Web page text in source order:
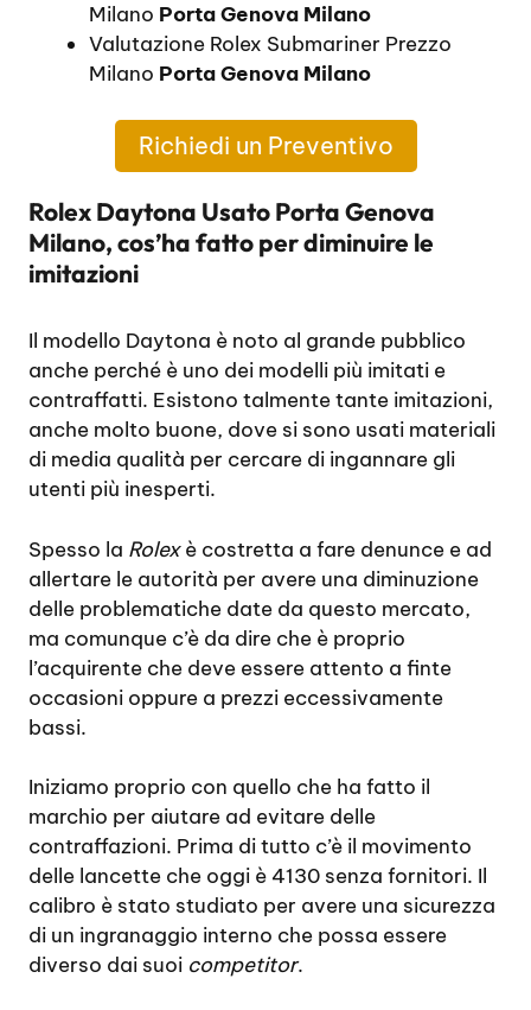
Milano Porta Genova Milano
Valutazione Rolex Submariner Prezzo
Milano Porta Genova Milano
Richiedi un Preventivo
Rolex Daytona Usato Porta Genova
Milano, cos’ha fatto per diminuire le
imitazioni
Il modello Daytona è noto al grande pubblico
anche perché è uno dei modelli più imitati e
contraffatti. Esistono talmente tante imitazioni,
anche molto buone, dove si sono usati materiali
di media qualità per cercare di ingannare gli
utenti più inesperti.
Spesso la Rolexè costretta a fare denunce e ad
allertare le autorità per avere una diminuzione
delle problematiche date da questo mercato,
ma comunque c’è da dire che è proprio
l’acquirente che deve essere attento a finte
occasioni oppure a prezzi eccessivamente
bassi.
Iniziamo proprio con quello che ha fatto il
marchio per aiutare ad evitare delle
contraffazioni. Prima di tutto c’è il movimento
delle lancette che oggi è 4130 senza fornitori. Il
calibro è stato studiato per avere una sicurezza
di un ingranaggio interno che possa essere
diverso dai suoi competitor.